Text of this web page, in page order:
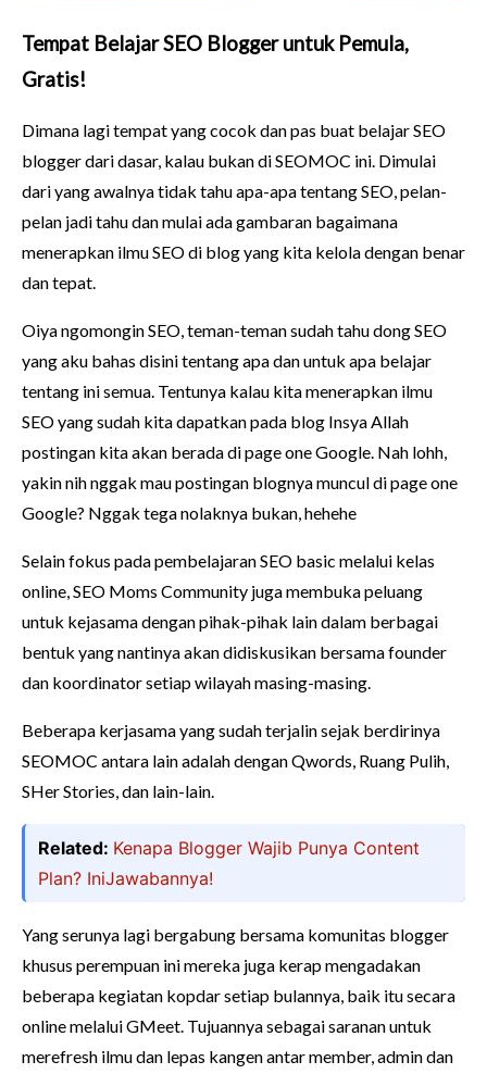
Tempat Belajar SEO Blogger untuk Pemula,
Gratis!
Dimana lagi tempat yang cocok dan pas buat belajar SEO
blogger dari dasar, kalau bukan di SEOMOC ini. Dimulai
dari yang awalnya tidak tahu apa-apa tentang SEO, pelan-
pelan jadi tahu dan mulai ada gambaran bagaimana
menerapkan ilmu SEO di blog yang kita kelola dengan benar
dan tepat.
Oiya ngomongin SEO, teman-teman sudah tahu dong SEO
yang aku bahas disini tentang apa dan untuk apa belajar
tentang ini semua. Tentunya kalau kita menerapkan ilmu
SEO yang sudah kita dapatkan pada blog Insya Allah
postingan kita akan berada di page one Google. Nah lohh,
yakin nih nggak mau postingan blognya muncul di page one
Google? Nggak tega nolaknya bukan, hehehe
Selain fokus pada pembelajaran SEO basic melalui kelas
online, SEO Moms Community juga membuka peluang
untuk kejasama dengan pihak-pihak lain dalam berbagai
bentuk yang nantinya akan didiskusikan bersama founder
dan koordinator setiap wilayah masing-masing.
Beberapa kerjasama yang sudah terjalin sejak berdirinya
SEOMOC antara lain adalah dengan Qwords, Ruang Pulih,
SHer Stories, dan lain-lain.
Related: Kenapa Blogger Wajib Punya Content
Plan? IniJawabannya!
Yang serunya lagi bergabung bersama komunitas blogger
khusus perempuan ini mereka juga kerap mengadakan
beberapa kegiatan kopdar setiap bulannya, baik itu secara
online melalui GMeet. Tujuannya sebagai saranan untuk
merefresh ilmu dan lepas kangen antar member, admin dan